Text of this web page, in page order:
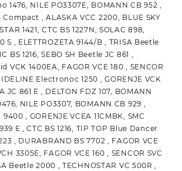
1476, NILE PO3307E, BOMANN CB 952 ,
, ALASKA VCC 2200, BLUE SKY
1421, CTC BS 1227N, SOLAC 898,
S , ELETTROZETA 9144/B , TRISA Beetle
BS 1216, SEBO SH Beetle JC 861 ,
VCK 1400EA, FAGOR VCE 180 , SENCOR
Electronoc 1250 , GORENJE VCK
JC 861 E , DELTON FDZ 107, BOMANN
NILE PO3307, BOMANN CB 929 ,
, GORENJE VCEA 11CMBK, SMC
E , CTC BS 1216, TIP TOP Blue Dancer
, DURABRAND BS 7702 , FAGOR VCE
3305E, FAGOR VCE 160 , SENCOR SVC
Beetle 2000 , TECHNOSTAR VC 500R ,